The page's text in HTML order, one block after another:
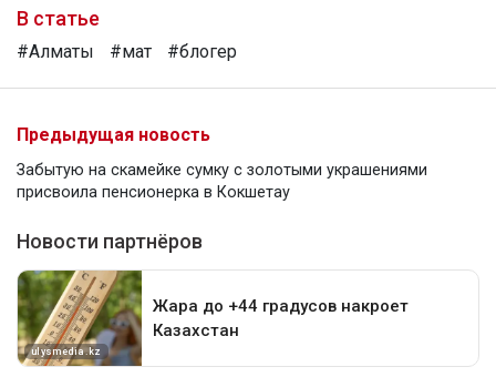
В статье
#Алматы #мат #блогер
Предыдущая новость
Забытую на скамейке сумку с золотыми украшениями
присвоила пенсионерка в Кокшетау